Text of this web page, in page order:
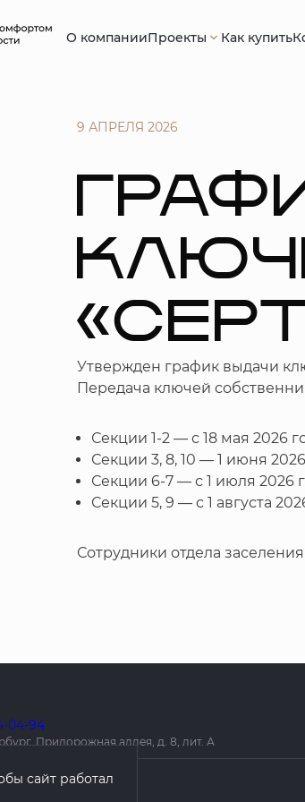
О компанииПроекты Как купить
9 АПРЕЛЯ 2026
Утвержден график выдачи
Передача ключей
Секции 1-2 — с 18 мая 2026
Секции 3, 8, 10 — 1 июня
Секции 6-7 — с 1 июля 2026
Секции 5, 9 — с 1 августа
Сотрудники отдела
04-94
Придорожная аллея, д. 8, лит. А
сайт работал